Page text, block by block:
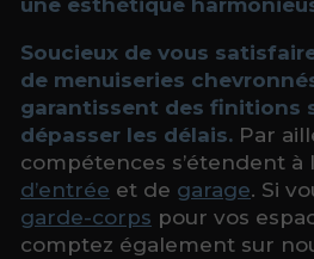
Soucieux de vous
de menuiseries
garantissent des finitions
dépasser les délais. Par
compétences s’étendent à
d’entrée et de garage. Si
garde-corps pour vos
comptez également sur